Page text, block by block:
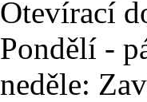
Otevírací
Pondělí -
neděle: